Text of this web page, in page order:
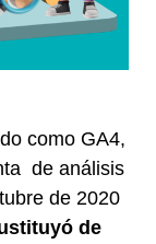
como GA4,
de análisis
de 2020
de